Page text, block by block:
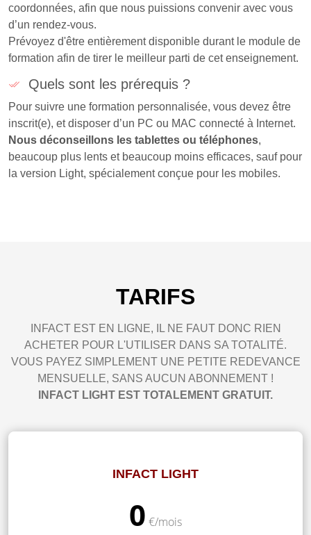
coordonnées, afin que nous puissions convenir avec vous
d’un rendez-vous.
Prévoyez d'être entièrement disponible durant le module de
formation afin de tirer le meilleur parti de cet enseignement.
Quels sont les prérequis ?
Pour suivre une formation personnalisée, vous devez être
inscrit(e), et disposer d’un PC ou MAC connecté à Internet.
Nous déconseillons les tablettes ou téléphones,
beaucoup plus lents et beaucoup moins efficaces, sauf pour
la version Light, spécialement conçue pour les mobiles.
TARIFS
INFACT EST EN LIGNE, IL NE FAUT DONC RIEN
ACHETER POUR L'UTILISER DANS SA TOTALITÉ.
VOUS PAYEZ SIMPLEMENT UNE PETITE REDEVANCE
MENSUELLE, SANS AUCUN ABONNEMENT !
INFACT LIGHT EST TOTALEMENT GRATUIT.
INFACT LIGHT
0 €/mois